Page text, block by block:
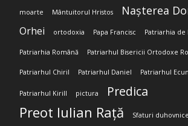
moarte Mântuitorul Hristos Nașterea
Orhei ortodoxia Papa Francisc Patriarhia de
Patriarhia Română Patriarhul Bisericii Ortodoxe
Patriarhul Chiril Patriarhul Daniel Patriarhul
Patriarhul Kirill pictura Predica
Preot Iulian Rață Sfaturi